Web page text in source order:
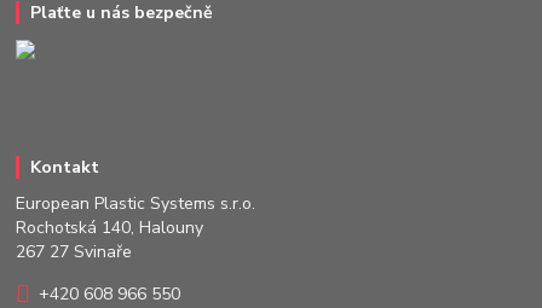
Plaťte u nás bezpečně
Kontakt
European Plastic Systems s.r.o.
Rochotská 140, Halouny
267 27 Svinaře
+420 608 966 550